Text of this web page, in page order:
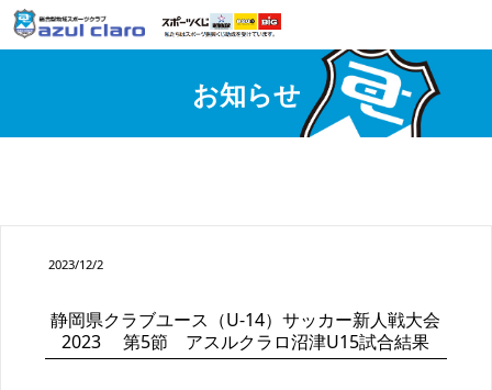
お知らせ
2023/12/2
静岡県クラブユース（U-14）サッカー新人戦大会
2023 第5節 アスルクラロ沼津U15試合結果